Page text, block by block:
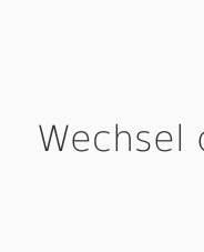
Wechsel